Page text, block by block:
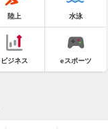
陸上 水泳
ビジネス eスポーツ